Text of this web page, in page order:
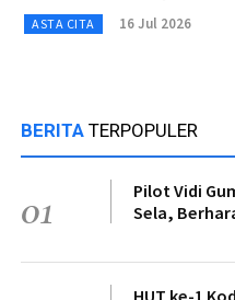
ASTA CITA 16 Jul 2026
BERITA TERPOPULER
01
Pilot Vidi
Sela,
HUT ke-1